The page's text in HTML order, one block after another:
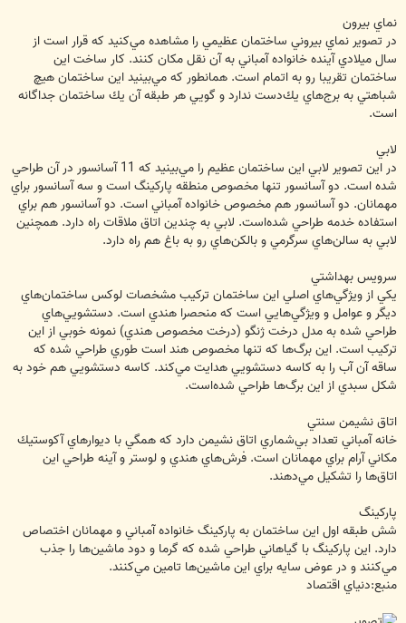
نماي بيرون
در تصوير نماي بيروني ساختمان عظيمي را مشاهده مي‌كنيد كه قرار است از
سال ميلادي آينده خانواده آمباني به آن نقل مكان كنند. كار ساخت اين
ساختمان تقريبا رو ‌به اتمام است. همانطور كه مي‌بينيد اين ساختمان هيچ
شباهتي به برج‌هاي يك‌دست ندارد و گويي هر طبقه آن يك ساختمان جداگانه
است.
لابي
در اين تصوير لابي اين ساختمان عظيم را مي‌بينيد كه 11 آسانسور در آن طراحي
شده است. دو آسانسور تنها مخصوص منطقه پاركينگ است و سه آسانسور براي
مهمانان. دو آسانسور هم مخصوص خانواده آمباني است. دو آسانسور هم براي
استفاده خدمه طراحي شده‌است. لابي به چندين اتاق ملاقات راه دارد. همچنين
لابي به سالن‌هاي سرگرمي و بالكن‌هاي رو به باغ هم راه دارد.
سرويس بهداشتي
يكي از ويژگي‌هاي اصلي اين ساختمان تركيب مشخصات لوكس ساختمان‌هاي
ديگر و عوامل و ويژگي‌هايي است كه منحصرا هندي است. دستشويي‌هاي
طراحي شده به مدل درخت ژنگو (درخت مخصوص هندي) نمونه خوبي از اين
تركيب است. اين برگ‌ها كه تنها مخصوص هند است طوري طراحي شده كه
ساقه آن آب را به كاسه دستشويي هدايت مي‌كند. كاسه دستشويي هم خود به
شكل سبدي از اين برگ‌ها طراحي شده‌است.
اتاق نشيمن سنتي
خانه آمباني تعداد بي‌شماري اتاق نشيمن دارد كه همگي با ديوارهاي آكوستيك
مكاني آرام براي مهمانان است. فرش‌هاي هندي و لوستر و آينه طراحي اين
اتاق‌ها را تشكيل مي‌دهند.
پاركينگ
شش طبقه اول اين ساختمان به پاركينگ خانواده آمباني و مهمانان اختصاص
دارد. اين پاركينگ با گياهاني طراحي شده كه گرما و دود ماشين‌ها را جذب
مي‌كنند و در عوض سايه براي اين ماشين‌ها تامين مي‌كنند.
منبع:دنياي اقتصاد